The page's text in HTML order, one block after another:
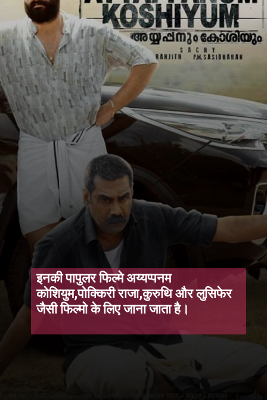
इनकी पापुलर फिल्मे अय्यप्पनम
कोशियुम,पोक्किरी राजा,कुरुथि और लुसिफेर
जैसी फिल्मो के लिए जाना जाता है।